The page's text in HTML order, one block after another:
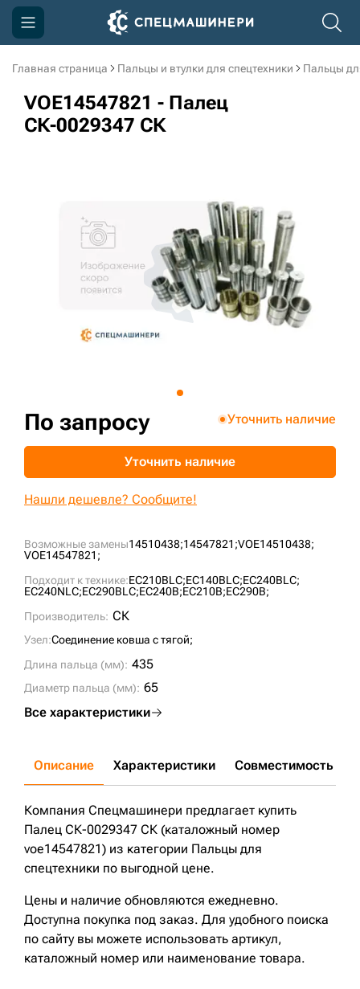
Главная страница Пальцы и втулки для спецтехники Пальцы
VOE14547821 - Палец
СК-0029347 СК
Возможные замены14510438;14547821;VOE14510438;
VOE14547821;
Подходит к технике:EC210BLC;EC140BLC;EC240BLC;
EC240NLC;EC290BLC;EC240B;EC210B;EC290B;
Производитель: СК
Узел:Соединение ковша с тягой;
Длина пальца (мм): 435
Диаметр пальца (мм): 65
Все характеристики
По запросу Уточнить наличие
Уточнить наличие
Нашли дешевле? Сообщите!
Описание Характеристики Совместимость
Компания Спецмашинери предлагает купить
Палец СК-0029347 СК (каталожный номер
voe14547821) из категории Пальцы для
спецтехники по выгодной цене.
Цены и наличие обновляются ежедневно.
Доступна покупка под заказ. Для удобного поиска
по сайту вы можете использовать артикул,
каталожный номер или наименование товара.
Компания
Акции
3D тур по производству
3D тур по складам
sksale@skdst.ru